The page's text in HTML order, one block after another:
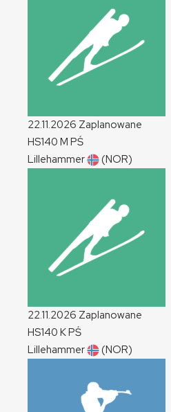
22.11.2026 Zaplanowane
HS140 M PŚ
Lillehammer
(NOR)
22.11.2026 Zaplanowane
HS140 KPŚ
Lillehammer
(NOR)